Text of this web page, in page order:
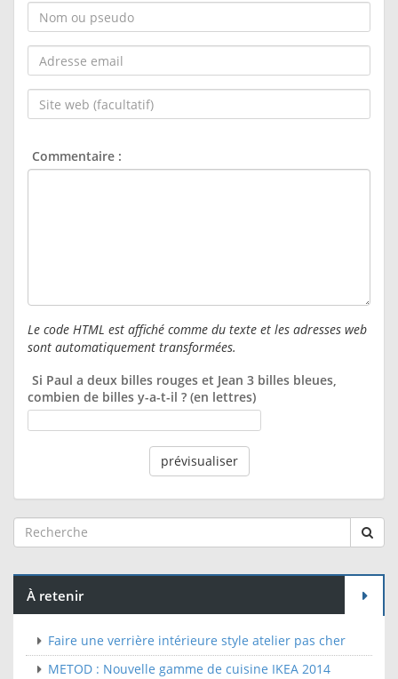
Nom
ou
pseudo :
Adresse
email :
Site
web
Commentaire :
Le code HTML est affiché comme du texte et les adresses web
sont automatiquement transformées.
Si Paul a deux billes rouges et Jean 3 billes bleues,
combien de billes y-a-t-il ? (en lettres)
À retenir
Faire une verrière intérieure style atelier pas cher
METOD : Nouvelle gamme de cuisine IKEA 2014